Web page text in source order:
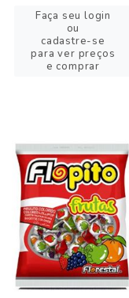
Faça seu login
ou
cadastre-se
para ver preços
e comprar